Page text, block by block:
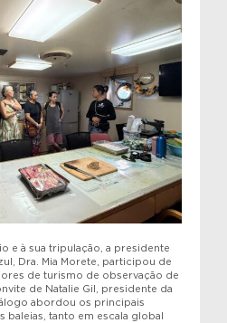
e à sua tripulação, a presidente
Dra. Mia Morete, participou de
de turismo de observação de
de Natalie Gil, presidente da
abordou os principais
baleias, tanto em escala global